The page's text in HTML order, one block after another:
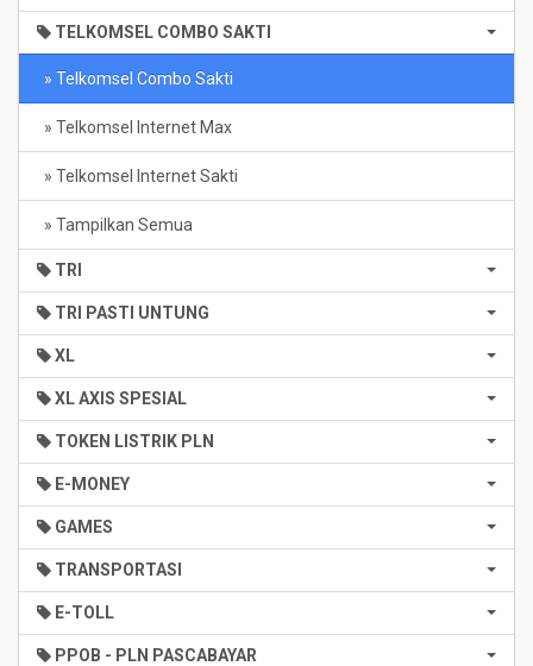
TELKOMSEL COMBO SAKTI
» Telkomsel Combo Sakti
» Telkomsel Internet Max
» Telkomsel Internet Sakti
» Tampilkan Semua
TRI
TRI PASTI UNTUNG
XL
XL AXIS SPESIAL
TOKEN LISTRIK PLN
E-MONEY
GAMES
TRANSPORTASI
E-TOLL
PPOB - PLN PASCABAYAR